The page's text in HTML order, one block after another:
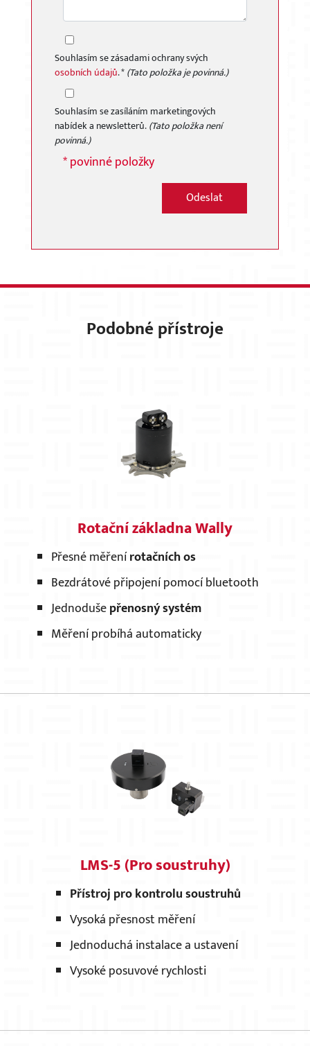
Souhlasím se zásadami ochrany svých
osobních údajů. *(Tato položka je povinná.)
Souhlasím se zasíláním marketingových
nabídek a newsletterů.(Tato položka není
povinná.)
* povinné položky
Odeslat
Podobné přístroje
Rotační základna Wally
Přesné měřenírotačních os
Bezdrátové připojení pomocí bluetooth
Jednodušepřenosný systém
Měření probíhá automaticky
LMS-5 (Pro soustruhy)
Přístroj pro kontrolu soustruhů
Vysoká přesnost měření
Jednoduchá instalace a ustavení
Vysoké posuvové rychlosti